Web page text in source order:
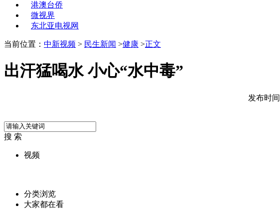
港澳台侨
微视界
东北亚电视网
当前位置： 中新视频 > 民生新闻 >健康 >正文
出汗猛喝水 小心“水中毒”
发布时
搜 索
视频
分类浏览
大家都在看